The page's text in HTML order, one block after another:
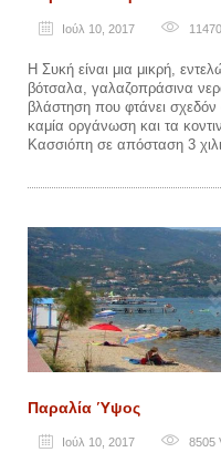
Ιούλ 10, 2017 11470
Η Συκή είναι μια μικρή,
βότσαλα, γαλαζοπράσινα
βλάστηση που φτάνει
καμία οργάνωση και τα
Κασσιόπη σε απόσταση 3
Παραλία Ύψος
Ιούλ 10, 2017 8505